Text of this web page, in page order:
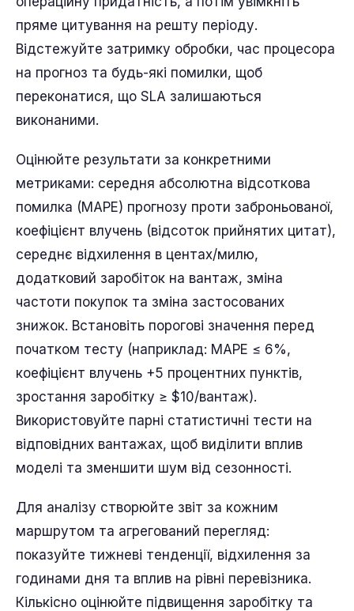
пряме цитування на решту періоду.
Відстежуйте затримку обробки, час процесора
на прогноз та будь-які помилки, щоб
переконатися, що SLA залишаються
виконаними.
Оцінюйте результати за конкретними
метриками: середня абсолютна відсоткова
помилка (MAPE) прогнозу проти заброньованої,
коефіцієнт влучень (відсоток прийнятих цитат),
середнє відхилення в центах/милю,
додатковий заробіток на вантаж, зміна
частоти покупок та зміна застосованих
знижок. Встановіть порогові значення перед
початком тесту (наприклад: MAPE ≤ 6%,
коефіцієнт влучень +5 процентних пунктів,
зростання заробітку ≥ $10/вантаж).
Використовуйте парні статистичні тести на
відповідних вантажах, щоб виділити вплив
моделі та зменшити шум від сезонності.
Для аналізу створюйте звіт за кожним
маршрутом та агрегований перегляд:
показуйте тижневі тенденції, відхилення за
годинами дня та вплив на рівні перевізника.
Кількісно оцінюйте підвищення заробітку та